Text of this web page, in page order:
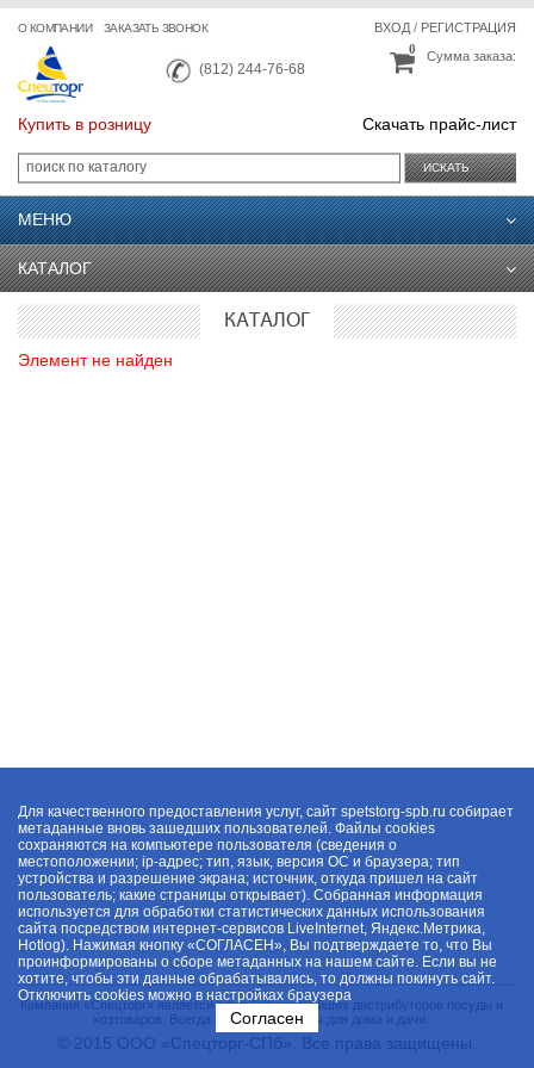
О КОМПАНИИ ЗАКАЗАТЬ ЗВОНОК
(812) 244-76-68
ВХОД/ РЕГИСТРАЦИЯ
Сумма заказа:
0
Купить в розницу Скачать прайс-лист
ИСКАТЬ
МЕНЮ
КАТАЛОГ
КАТАЛОГ
Элемент не найден
Компания «Спецторг» является одним из крупнейших дистрибуторов посуды и
хозтоваров. Всегда в наличии товары для дома и дачи.
© 2015 ООО «Спецторг-СПб». Все права защищены.
Для качественного предоставления услуг, сайт spetstorg-spb.ru собирает
метаданные вновь зашедших пользователей. Файлы cookies
сохраняются на компьютере пользователя (сведения о
местоположении; ip-адрес; тип, язык, версия ОС и браузера; тип
устройства и разрешение экрана; источник, откуда пришел на сайт
пользователь; какие страницы открывает). Собранная информация
используется для обработки статистических данных использования
сайта посредством интернет-сервисов LiveInternet, Яндекс.Метрика,
Hotlog). Нажимая кнопку «СОГЛАСЕН», Вы подтверждаете то, что Вы
проинформированы о сборе метаданных на нашем сайте. Если вы не
хотите, чтобы эти данные обрабатывались, то должны покинуть сайт.
Отключить cookies можно в настройках браузера
Согласен